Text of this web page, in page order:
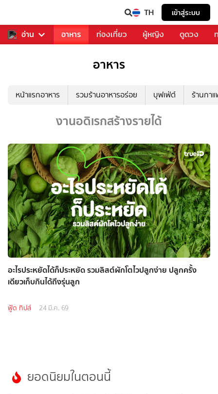
TH เข้าสู่ระบบ
อ่าน
รวงการเพลง อาหาร ท่องเที่ยว ผู้หญิง ดูดวง
อาหาร
หน้าแรกอาหาร รวมร้านอาหารอร่อย บุฟเฟ่ต์ ร้านกา
งานอดิเรกสร้างรายได้
อะไรประหยัดได้ก็ประหยัด รวมลิสต์ผักโตไวปลูกง่าย ปลูกครั้ง
เดียวเก็บกินได้ถึงรุ่นลูก
ฟู้ด ทิปส์ 24 มี.ค. 69
ยอดนิยมในตอนนี้